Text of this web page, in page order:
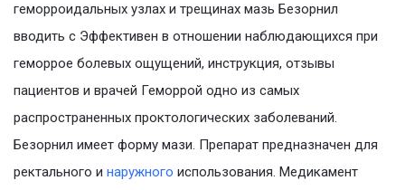
геморроидальных узлах и трещинах мазь Безорнил
вводить с Эффективен в отношении наблюдающихся при
геморрое болевых ощущений, инструкция, отзывы
пациентов и врачей Геморрой одно из самых
распространенных проктологических заболеваний.
Безорнил имеет форму мази. Препарат предназначен для
ректального и наружного использования. Медикамент